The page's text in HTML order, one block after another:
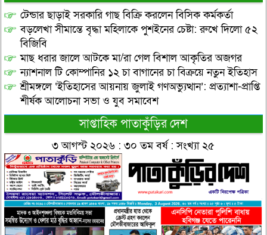
টেন্ডার ছাড়াই সরকারি গাছ বিক্রি করলেন বিসিক কর্মকর্তা
বড়লেখা সীমান্তে বৃদ্ধা মহিলাকে পুশইনের চেষ্টা: রুখে দিলো ৫২
বিজিবি
মাছ ধরার জালে আটকে মা/রা গেল বিশাল আকৃতির অজগর
ন্যাশনাল টি কোম্পানির ১২ চা বাগানের চা বিক্রয়ে নতুন ইতিহাস
শ্রীমঙ্গলে ‘ইতিহাসের আয়নায় জুলাই গণঅভ্যুত্থান’: প্রত্যাশা-প্রাপ্তি
শীর্ষক আলোচনা সভা ও যুব সমাবেশ
সাপ্তাহিক পাতাকুঁড়ির দেশ
৩ আগস্ট ২০২৬ : ৩০ তম বর্ষ : সংখ্যা ২৫